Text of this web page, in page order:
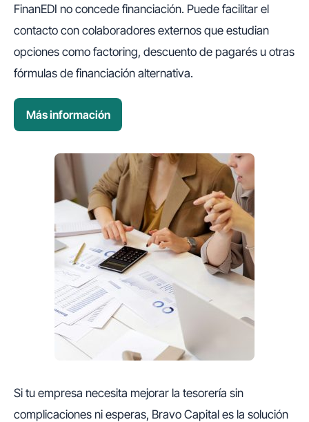
FinanEDI no concede financiación. Puede facilitar el
contacto con colaboradores externos que estudian
opciones como factoring, descuento de pagarés u otras
fórmulas de financiación alternativa.
Más información
Si tu empresa necesita mejorar la tesorería sin
complicaciones ni esperas, Bravo Capital es la solución